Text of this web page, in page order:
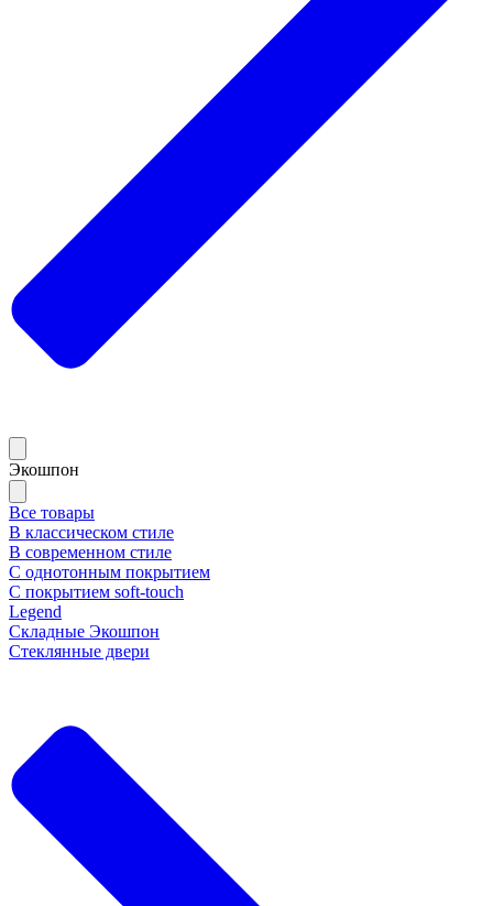
Экошпон
Все товары
В классическом стиле
В современном стиле
С однотонным покрытием
С покрытием soft-touch
Legend
Складные Экошпон
Стеклянные двери